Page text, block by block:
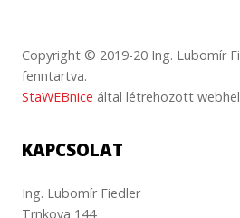
Copyright © 2019-20 Ing. Lubomír
fenntartva.
StaWEBnice által létrehozott
KAPCSOLAT
Ing. Lubomír Fiedler
Trnkova 144